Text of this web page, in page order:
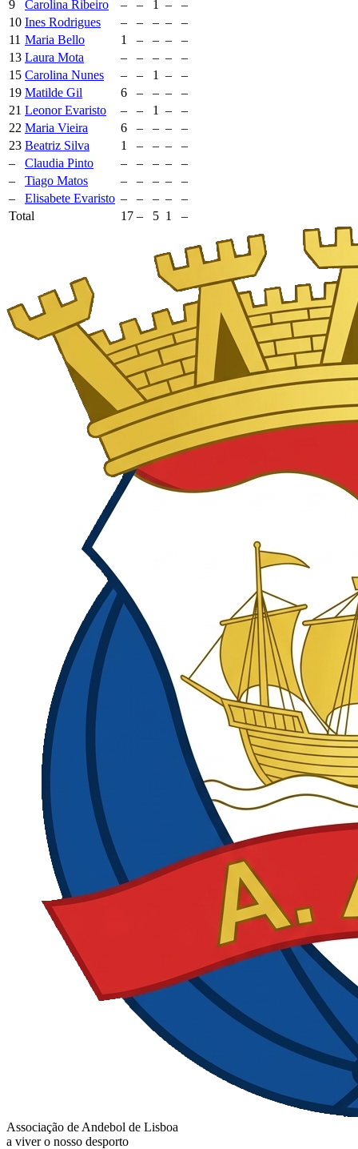
9 Carolina Ribeiro – – 1 –
–
10 Ines Rodrigues – – – –
–
11 Maria Bello 1 – – –
–
13 Laura Mota – – – –
–
15 Carolina Nunes – – 1 –
–
19 Matilde Gil 6 – – –
–
21 Leonor Evaristo – – 1 –
–
22 Maria Vieira 6 – – –
–
23 Beatriz Silva 1 – – –
–
–
Claudia Pinto – – – –
–
–
Tiago Matos – – – –
–
–
Elisabete Evaristo – – – –
–
Total
17 – 5 1 –
Associação de Andebol de Lisboa
a viver o nosso desporto